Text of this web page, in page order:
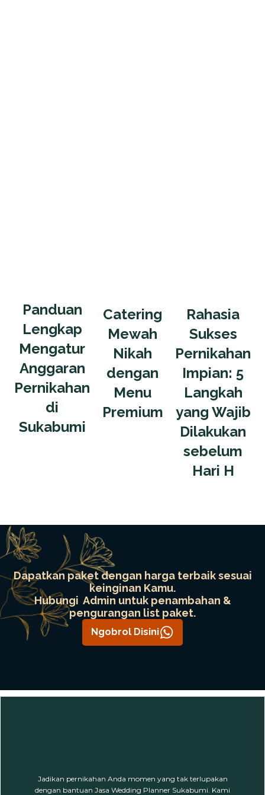
Panduan
Lengkap
Mengatur
Anggaran
Pernikahan
di
Sukabumi
Catering
Mewah
Nikah
dengan
Menu
Premium
Rahasia
Sukses
Pernikahan
Impian: 5
Langkah
yang Wajib
Dilakukan
sebelum
Hari H
Dapatkan paket dengan harga terbaik sesuai
keinginan Kamu.
Hubungi Admin untuk penambahan &
pengurangan list paket.
Ngobrol Disini
Jadikan pernikahan Anda momen yang tak terlupakan
dengan bantuan Jasa Wedding Planner Sukabumi. Kami